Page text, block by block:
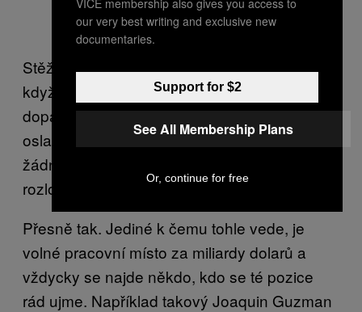
Stěžejním tématem ve vaší knize je fakt, že
když mexické nebo americké úřady
dopadnou nebo zabijí šéfa nějakého kartelu,
oslavují to jako vítězství. Doopravdy však k
žádnému míru nedochází, jen ke změně
rozložení sil.
Přesně tak. Jediné k čemu tohle vede, je
volné pracovní místo za miliardy dolarů a
vždycky se najde někdo, kdo se té pozice
rád ujme. Například takový Joaquin Guzman
our very best writing and exclusive new
documentaries.
Support for $2
See All Membership Plans
Or, continue for free